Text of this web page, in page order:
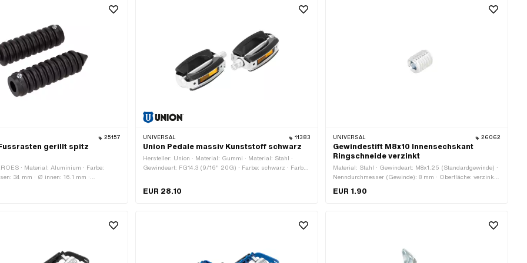
25157
gerillt spitz
· Material: Aluminium · Farbe:
34 mm · Ø innen: 16.1 mm ·
UNIVERSAL 11383
Union Pedale massiv Kunststoff schwarz
Hersteller: Union · Material: Gummi · Material: Stahl ·
Gewindeart: FG14.3 (9/16" 20G) · Farbe: schwarz · Farbe:
gummiert · Oberfläche: verzinkt (blau) · Gesamtlänge: 131
EUR 28.10
UNIVERSAL 26062
Gewindestift M8x10 Innensechskant
Ringschneide verzinkt
Material: Stahl · Gewindeart: M8x1.25 (Standardgewinde) ·
Nenndurchmesser (Gewinde): 8 mm · Oberfläche: verzinkt
EUR 1.90